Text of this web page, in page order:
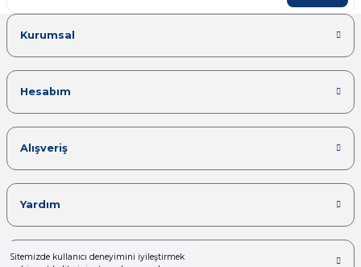
Sitemizde kullanıcı deneyimini iyileştirmek
Kurumsal
Hesabım
Alışveriş
Yardım
Kategoriler